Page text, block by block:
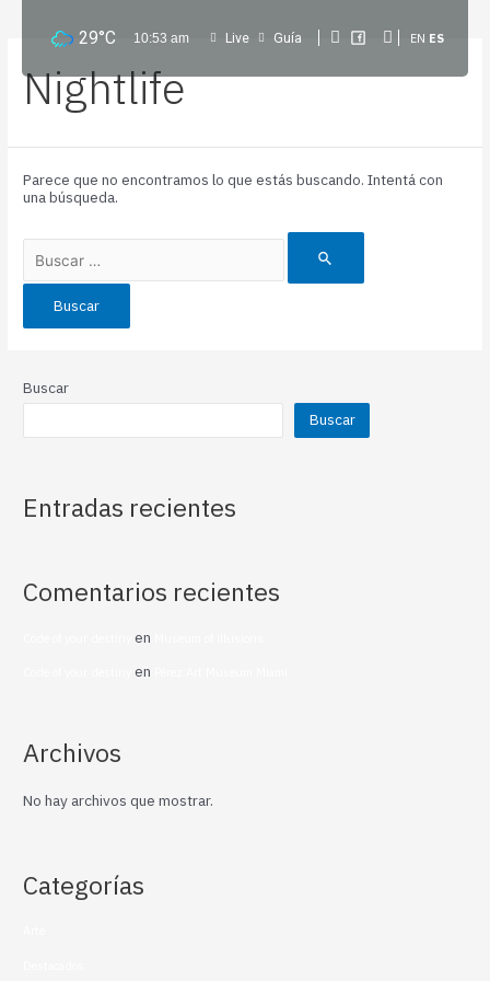
29°C 10:53 am Live Guía EN ES
Nightlife
Parece que no encontramos lo que estás buscando. Intentá con
una búsqueda.
Buscar
Buscar
Entradas recientes
Comentarios recientes
en
en
Archivos
No hay archivos que mostrar.
Categorías